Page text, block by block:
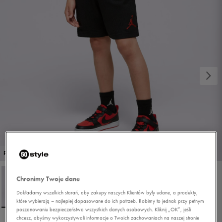
PROMO: DO -30%
Chronimy Twoje dane
Dokładamy wszelkich starań, aby zakupy naszych Klientów były udane, a produkty,
które wybierają – najlepiej dopasowane do ich potrzeb. Robimy to jednak przy pełnym
poszanowaniu bezpieczeństwa wszystkich danych osobowych. Kliknij „OK”, jeśli
chcesz, abyśmy wykorzystywali informacje o Twoich zachowaniach na naszej stronie